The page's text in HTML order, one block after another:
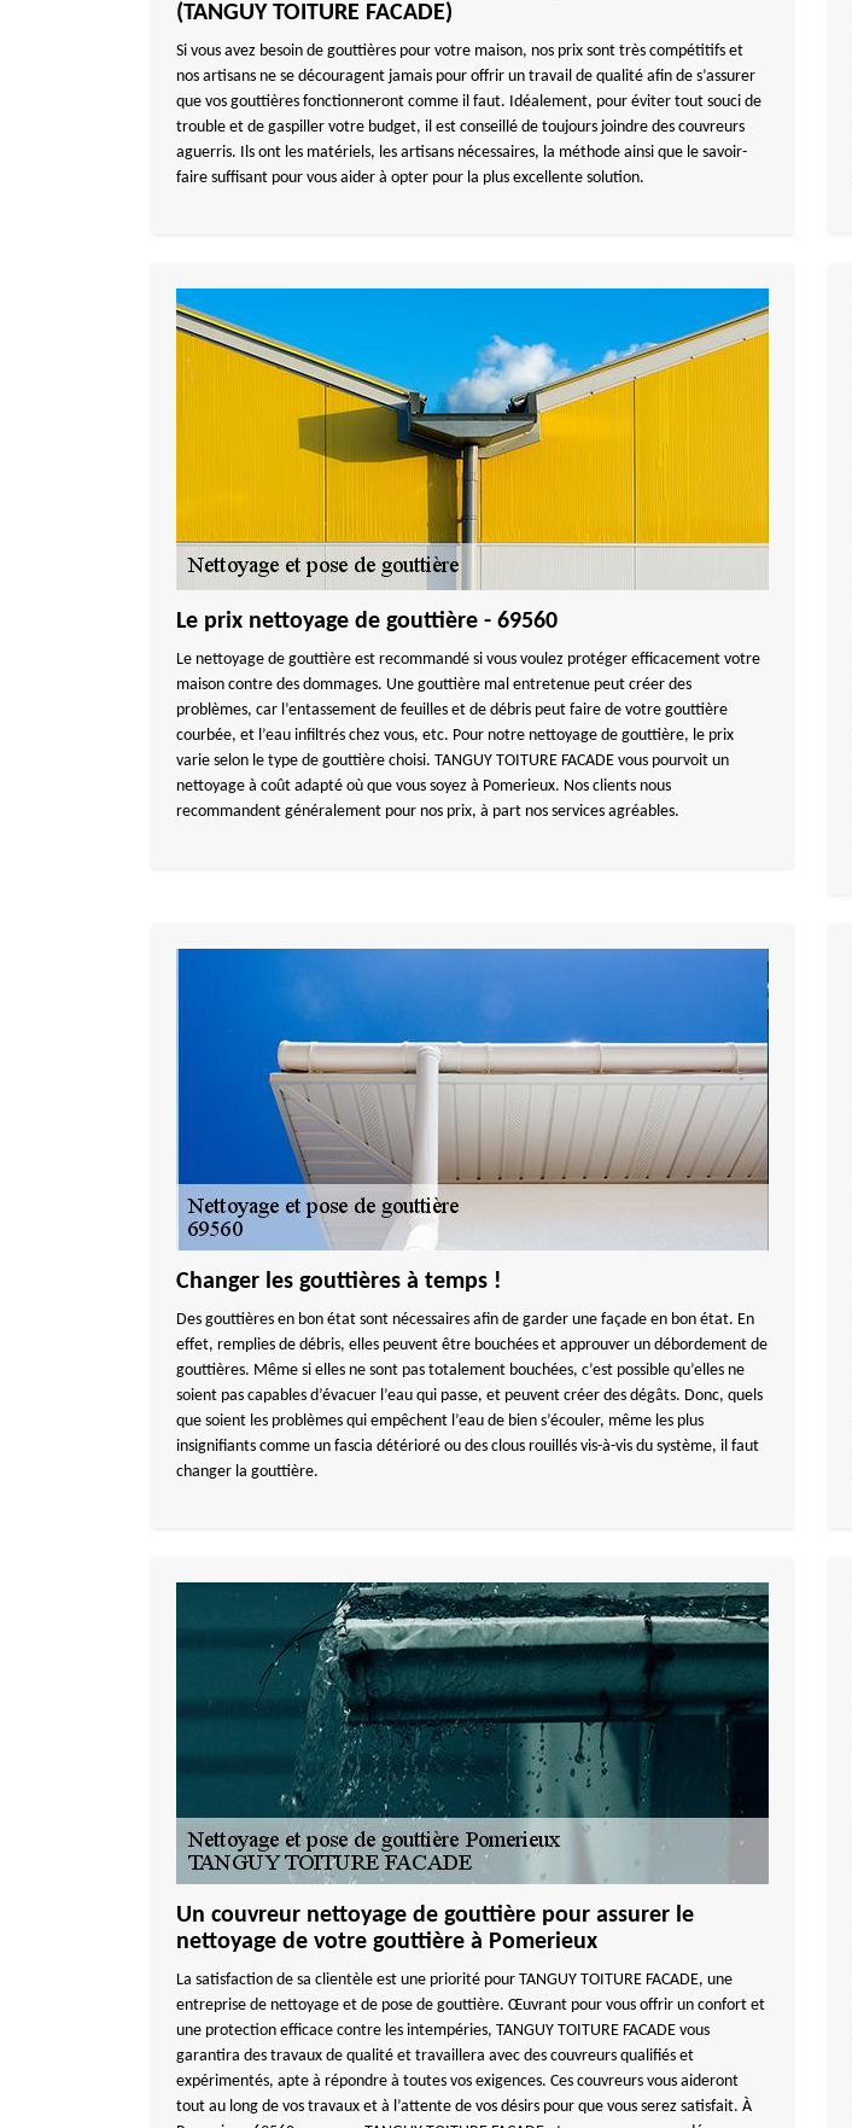
(TANGUY TOITURE FACADE)
Si vous avez besoin de gouttières pour votre maison, nos prix sont très compétitifs et
nos artisans ne se découragent jamais pour offrir un travail de qualité afin de s’assurer
que vos gouttières fonctionneront comme il faut. Idéalement, pour éviter tout souci de
trouble et de gaspiller votre budget, il est conseillé de toujours joindre des couvreurs
aguerris. Ils ont les matériels, les artisans nécessaires, la méthode ainsi que le savoir-
faire suffisant pour vous aider à opter pour la plus excellente solution.
Le prix nettoyage de gouttière - 69560
Le nettoyage de gouttière est recommandé si vous voulez protéger efficacement votre
maison contre des dommages. Une gouttière mal entretenue peut créer des
problèmes, car l’entassement de feuilles et de débris peut faire de votre gouttière
courbée, et l’eau infiltrés chez vous, etc. Pour notre nettoyage de gouttière, le prix
varie selon le type de gouttière choisi. TANGUY TOITURE FACADE vous pourvoit un
nettoyage à coût adapté où que vous soyez à Pomerieux. Nos clients nous
recommandent généralement pour nos prix, à part nos services agréables.
Changer les gouttières à temps !
Des gouttières en bon état sont nécessaires afin de garder une façade en bon état. En
effet, remplies de débris, elles peuvent être bouchées et approuver un débordement de
gouttières. Même si elles ne sont pas totalement bouchées, c’est possible qu’elles ne
soient pas capables d’évacuer l’eau qui passe, et peuvent créer des dégâts. Donc, quels
que soient les problèmes qui empêchent l’eau de bien s’écouler, même les plus
insignifiants comme un fascia détérioré ou des clous rouillés vis-à-vis du système, il faut
changer la gouttière.
Un couvreur nettoyage de gouttière pour assurer le
nettoyage de votre gouttière à Pomerieux
La satisfaction de sa clientèle est une priorité pour TANGUY TOITURE FACADE, une
entreprise de nettoyage et de pose de gouttière. Œuvrant pour vous offrir un confort et
une protection efficace contre les intempéries, TANGUY TOITURE FACADE vous
garantira des travaux de qualité et travaillera avec des couvreurs qualifiés et
expérimentés, apte à répondre à toutes vos exigences. Ces couvreurs vous aideront
tout au long de vos travaux et à l’attente de vos désirs pour que vous serez satisfait. À